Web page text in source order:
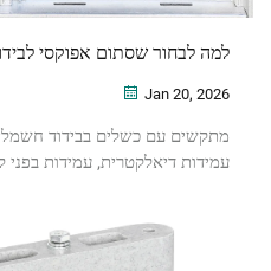
למה לבחור שסתום אפוקסי
Jan 20, 2026
מתקשים עם כשלים בבידוד
עמידות דיאלקטרית, עמידות בפני